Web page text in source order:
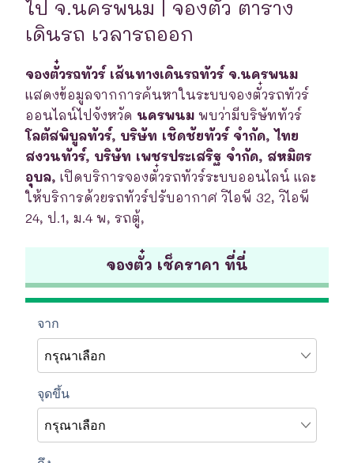
ไป จ.นครพนม | จองตั๋ว ตาราง
เดินรถ เวลารถออก
จองตั๋วรถทัวร์ เส้นทางเดินรถทัวร์ จ.นครพนม
แสดงข้อมูลจากการค้นหาในระบบจองตั๋วรถทัวร์
ออนไลน์ไปจังหวัด นครพนม พบว่ามีบริษัททัวร์
โลตัสพิบูลทัวร์, บริษัท เชิดชัยทัวร์ จำกัด, ไทย
สงวนทัวร์, บริษัท เพชรประเสริฐ จำกัด, สหมิตร
อุบล, เปิดบริการจองตั๋วรถทัวร์ระบบออนไลน์ และ
ให้บริการด้วยรถทัวร์ปรับอากาศ วิไอพี 32, วิไอพี
24, ป.1, ม.4 พ, รถตู้,
จองตั๋ว เช็คราคา ที่นี่